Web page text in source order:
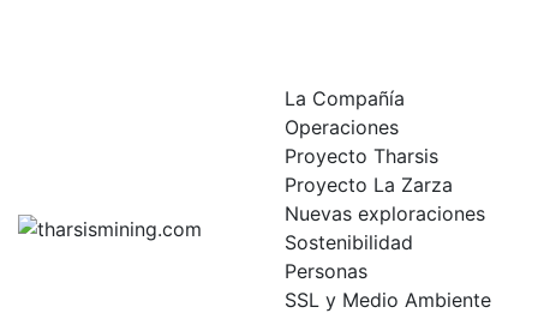
La Compañía
Operaciones
Proyecto Tharsis
Proyecto La Zarza
Nuevas exploraciones
Sostenibilidad
Personas
SSL y Medio Ambiente